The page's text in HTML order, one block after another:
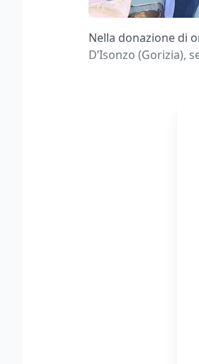
Nella donazione di
D’Isonzo (Gorizia),